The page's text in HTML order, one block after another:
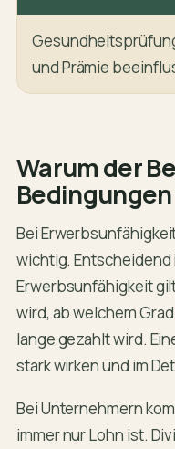
und Prämie
Warum der
Bei
wichtig. Entscheidend
Erwerbsunfähigkeit
wird, ab welchem
lange gezahlt wird.
stark wirken und im
Bei Unternehmern
immer nur Lohn ist.